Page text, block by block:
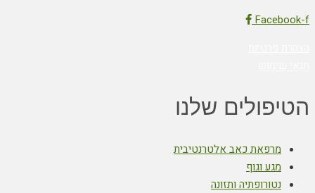
Facebook-f
הטיפולים שלנו
מרפאת כאב אלטרנטיבית
מגע וגוף
נטורופתיה ותזונה